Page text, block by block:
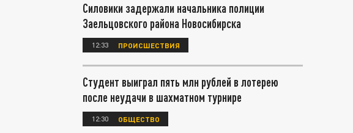
Силовики задержали начальника полиции
Заельцовского района Новосибирска
12:33 ПРОИСШЕСТВИЯ
Студент выиграл пять млн рублей в лотерею
после неудачи в шахматном турнире
12:30 ОБЩЕСТВО